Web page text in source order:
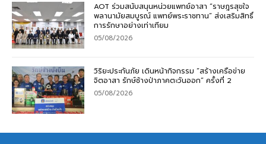
AOT ร่วมสนับสนุนหน่วยแพทย์อาสา “ราษฎรสุขใจ
พลานามัยสมบูรณ์ แพทย์พระราชทาน” ส่งเสริมสิทธิ์
การรักษาอย่างเท่าเทียม
05/08/2026
วิริยะประกันภัย เดินหน้ากิจกรรม “สร้างเครือข่าย
จิตอาสา รักษ์ช้างป่าภาคตะวันออก” ครั้งที่ 2
05/08/2026